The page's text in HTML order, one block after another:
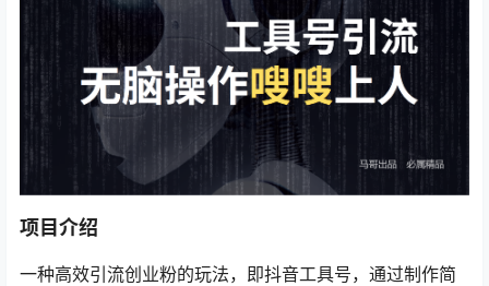
项目介绍
一种高效引流创业粉的玩法，即抖音工具号，通过制作简